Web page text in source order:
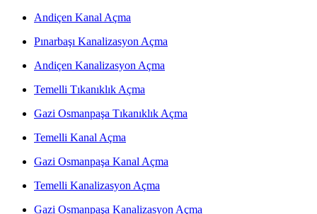
Andiçen Kanal Açma
Pınarbaşı Kanalizasyon Açma
Andiçen Kanalizasyon Açma
Temelli Tıkanıklık Açma
Gazi Osmanpaşa Tıkanıklık Açma
Temelli Kanal Açma
Gazi Osmanpaşa Kanal Açma
Temelli Kanalizasyon Açma
Gazi Osmanpaşa Kanalizasyon Açma